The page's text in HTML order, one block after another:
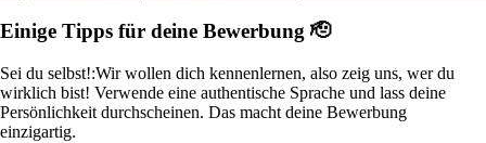
Einige Tipps für deine Bewerbung 🫡
Sei du selbst!:Wir wollen dich kennenlernen, also zeig uns, wer du
wirklich bist! Verwende eine authentische Sprache und lass deine
Persönlichkeit durchscheinen. Das macht deine Bewerbung
einzigartig.